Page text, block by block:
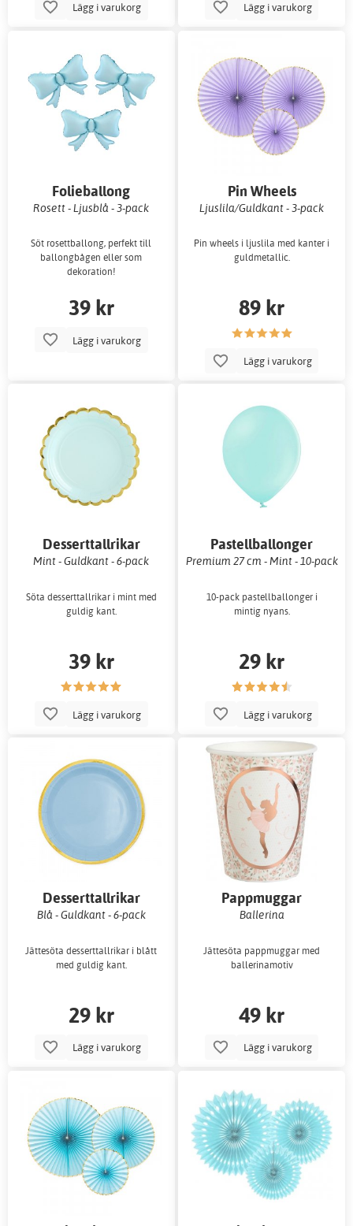
Lägg i varukorg Lägg i varukorg
Folieballong
Rosett - Ljusblå - 3-pack
Söt rosettballong, perfekt till
ballongbågen eller som
dekoration!
39 kr
Lägg i varukorg
Pin Wheels
Ljuslila/Guldkant - 3-pack
Pin wheels i ljuslila med kanter i
guldmetallic.
89 kr
Lägg i varukorg
Desserttallrikar
Mint - Guldkant - 6-pack
Söta desserttallrikar i mint med
guldig kant.
39 kr
Lägg i varukorg
Pastellballonger
Premium 27 cm - Mint - 10-pack
10-pack pastellballonger i
mintig nyans.
29 kr
Lägg i varukorg
Desserttallrikar
Blå - Guldkant - 6-pack
Jättesöta desserttallrikar i blått
med guldig kant.
29 kr
Lägg i varukorg
Pappmuggar
Ballerina
Jättesöta pappmuggar med
ballerinamotiv
49 kr
Lägg i varukorg